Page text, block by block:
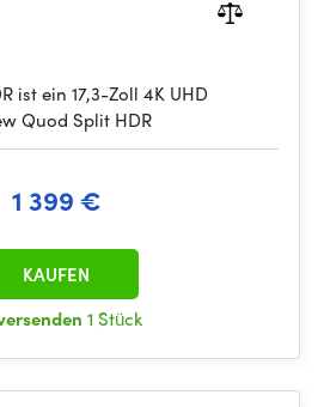
ist ein 17,3-Zoll 4K UHD
Quod Split HDR
1 399 €
1 Stück
KAUFEN